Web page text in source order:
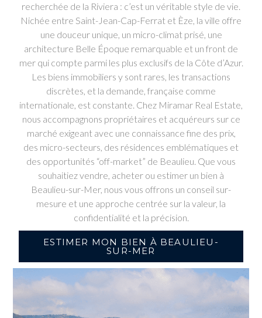
recherchée de la Riviera : c’est un véritable style de vie.
Nichée entre Saint-Jean-Cap-Ferrat et Èze, la ville offre
une douceur unique, un micro-climat prisé, une
architecture Belle Époque remarquable et un front de
mer qui compte parmi les plus exclusifs de la Côte d’Azur.
Les biens immobiliers y sont rares, les transactions
discrètes, et la demande, française comme
internationale, est constante. Chez Miramar Real Estate,
nous accompagnons propriétaires et acquéreurs sur ce
marché exigeant avec une connaissance fine des prix,
des micro-secteurs, des résidences emblématiques et
des opportunités “off-market” de Beaulieu. Que vous
souhaitiez vendre, acheter ou estimer un bien à
Beaulieu-sur-Mer, nous vous offrons un conseil sur-
mesure et une approche centrée sur la valeur, la
confidentialité et la précision.
ESTIMER MON BIEN À BEAULIEU-
SUR-MER